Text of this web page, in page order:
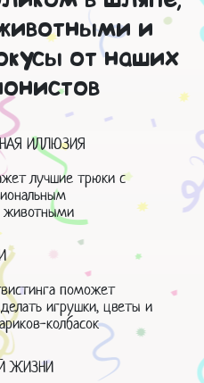
и
от наших
ИЛЛЮЗИЯ
лучшие трюки с
животными
поможет
игрушки, цветы и
колбасок
ЖИЗНИ